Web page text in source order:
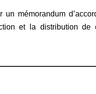
mémorandum
et la distribution